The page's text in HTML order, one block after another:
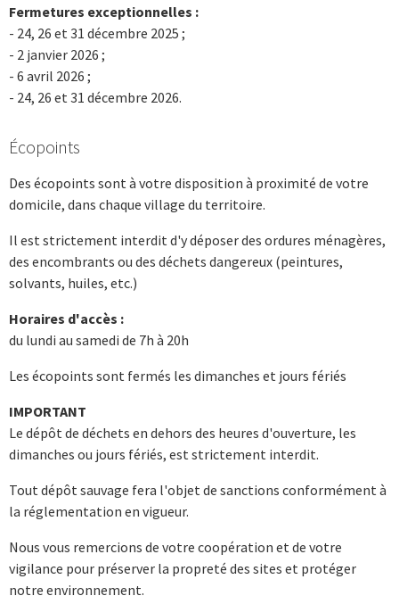
Fermetures exceptionnelles :
- 24, 26 et 31 décembre 2025 ;
- 2 janvier 2026 ;
- 6 avril 2026 ;
- 24, 26 et 31 décembre 2026.
Écopoints
Des écopoints sont à votre disposition à proximité de votre
domicile, dans chaque village du territoire.
Il est strictement interdit d'y déposer des ordures ménagères,
des encombrants ou des déchets dangereux (peintures,
solvants, huiles, etc.)
Horaires d'accès :
du lundi au samedi de 7h à 20h
Les écopoints sont fermés les dimanches et jours fériés
IMPORTANT
Le dépôt de déchets en dehors des heures d'ouverture, les
dimanches ou jours fériés, est strictement interdit.
Tout dépôt sauvage fera l'objet de sanctions conformément à
la réglementation en vigueur.
Nous vous remercions de votre coopération et de votre
vigilance pour préserver la propreté des sites et protéger
notre environnement.